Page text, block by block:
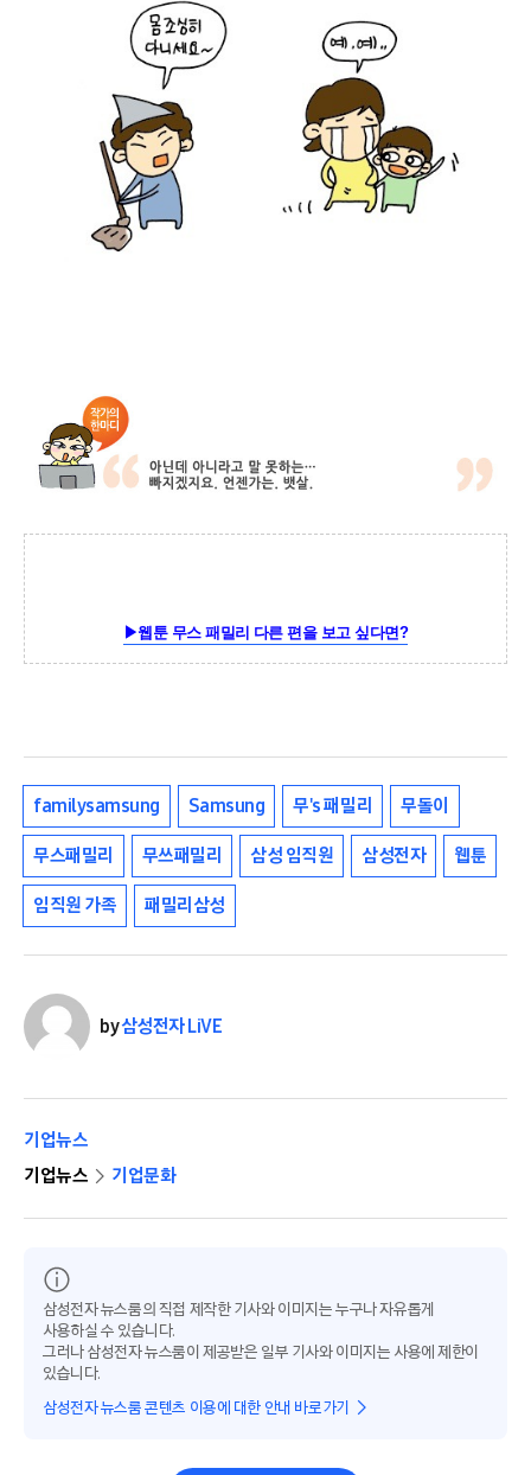
▶웹툰 무스 패밀리 다른 편을 보고 싶다면?
familysamsung Samsung 무's 패밀리 무돌이
무스패밀리 무쓰패밀리 삼성 임직원 삼성전자 웹툰
임직원 가족 패밀리삼성
by삼성전자 LiVE
기업뉴스
기업뉴스
기업문화
삼성전자 뉴스룸의 직접 제작한 기사와 이미지는 누구나 자유롭게
사용하실 수 있습니다.
그러나 삼성전자 뉴스룸이 제공받은 일부 기사와 이미지는 사용에 제한이
있습니다.
삼성전자 뉴스룸 콘텐츠 이용에 대한 안내 바로가기